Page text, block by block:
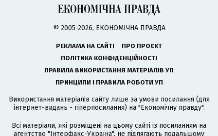
© 2005-2026, ЕКОНОМІЧНА ПРАВДА
РЕКЛАМА НА САЙТІ
ПРО ПРОЄКТ
ПОЛІТИКА КОНФІДЕНЦІЙНОСТІ
ПРАВИЛА ВИКОРИСТАННЯ МАТЕРІАЛІВ УП
ПРИНЦИПИ І ПРАВИЛА РОБОТИ УП
Використання матеріалів сайту лише за умови посилання (для
інтернет-видань - гіперпосилання) на "Економічну правду".
Всі матеріали, які розміщені на цьому сайті із посиланням на
агентство "Інтерфакс-Україна", не підлягають подальшому